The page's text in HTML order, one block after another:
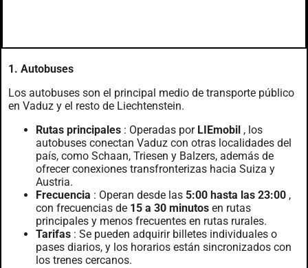
1. Autobuses
Los autobuses son el principal medio de transporte público
en Vaduz y el resto de Liechtenstein.
Rutas principales : Operadas por LIEmobil , los
autobuses conectan Vaduz con otras localidades del
país, como Schaan, Triesen y Balzers, además de
ofrecer conexiones transfronterizas hacia Suiza y
Austria.
Frecuencia : Operan desde las 5:00 hasta las 23:00 ,
con frecuencias de 15 a 30 minutos en rutas
principales y menos frecuentes en rutas rurales.
Tarifas : Se pueden adquirir billetes individuales o
pases diarios, y los horarios están sincronizados con
los trenes cercanos.